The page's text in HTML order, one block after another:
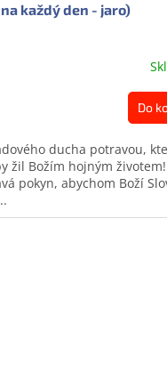
každý den - jaro)
Do
ducha potravou,
žil Božím hojným
pokyn, abychom Boží